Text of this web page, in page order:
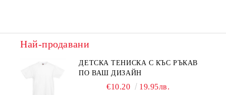
Най-продавани
ДЕТСКА ТЕНИСКА С КЪС РЪКАВ
ПО ВАШ ДИЗАЙН
€10.20 19.95лв.